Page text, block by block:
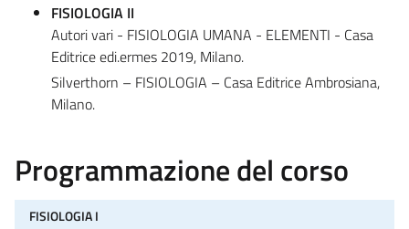
FISIOLOGIA II
Autori vari - FISIOLOGIA UMANA - ELEMENTI - Casa
Editrice edi.ermes 2019, Milano.
Silverthorn – FISIOLOGIA – Casa Editrice Ambrosiana,
Milano.
Programmazione del corso
FISIOLOGIA I